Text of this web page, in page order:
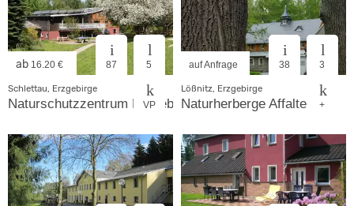
ab 16.20 € 87 5
VP
Schlettau, Erzgebirge
Naturschutzzentrum Erzgebirge
auf Anfrage 38 3
+
Lößnitz, Erzgebirge
Naturherberge Affalter